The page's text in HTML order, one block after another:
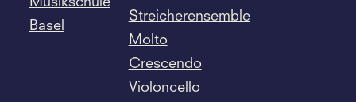
Basel
Streicherensemble
Molto
Crescendo
Violoncello